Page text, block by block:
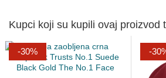
Kupci koji su kupili ovaj proizvod
-30% -